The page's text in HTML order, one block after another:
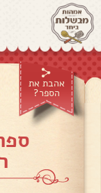
אהבת את
הספר?